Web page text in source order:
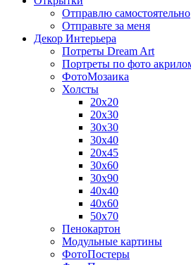
Отправлю самостоятельно
Отправьте за меня
Декор Интерьера
Потреты Dream Art
Портреты по фото
ФотоМозаика
Холсты
20х20
20х30
30х30
30х40
20х45
30х60
30х90
40х40
40х60
50х70
Пенокартон
Модульные картины
ФотоПостеры